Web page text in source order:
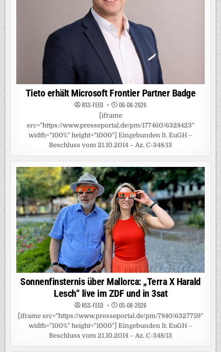
Tieto erhält Microsoft Frontier Partner Badge
RSS-FEED 06-08-2026
[iframe
src="https://www.presseportal.de/pm/177460/6328423"
width="100%" height="1000"] Eingebunden lt. EuGH –
Beschluss vom 21.10.2014 – Az. C-348/13
Sonnenfinsternis über Mallorca: „Terra X Harald
Lesch“ live im ZDF und in 3sat
RSS-FEED 05-08-2026
[iframe src="https://www.presseportal.de/pm/7840/6327759"
width="100%" height="1000"] Eingebunden lt. EuGH –
Beschluss vom 21.10.2014 – Az. C-348/13